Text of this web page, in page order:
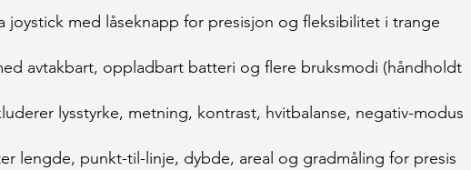
joystick med låseknapp for presisjon og fleksibilitet i trange
avtakbart, oppladbart batteri og flere bruksmodi (håndholdt
lysstyrke, metning, kontrast, hvitbalanse, negativ-modus
lengde, punkt-til-linje, dybde, areal og gradmåling for presis